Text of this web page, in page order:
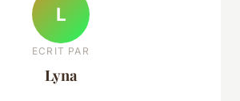
L
ECRIT PAR
Lyna